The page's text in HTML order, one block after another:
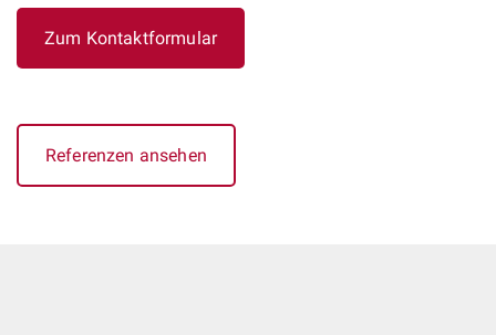
Zum Kontaktformular
Referenzen ansehen